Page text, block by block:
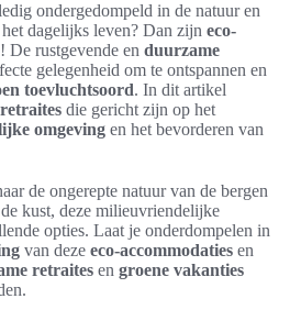
ondergedompeld in de natuur en
dagelijks leven? Dan zijn eco-
De rustgevende en duurzame
gelegenheid om te ontspannen en
toevluchtsoord. In dit artikel
die gericht zijn op het
omgeving en het bevorderen van
de ongerepte natuur van de bergen
kust, deze milieuvriendelijke
opties. Laat je onderdompelen in
van deze eco-accommodaties en
retraites en groene vakanties